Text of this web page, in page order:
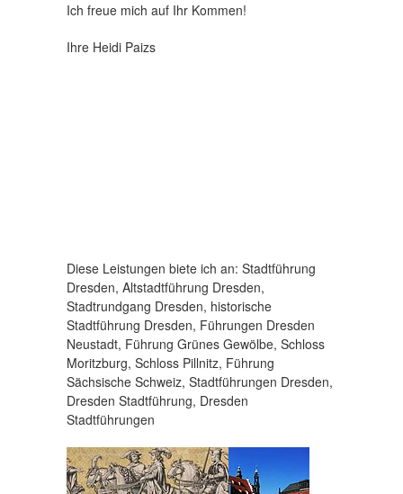
Ich freue mich auf Ihr Kommen!
Ihre Heidi Paizs
Diese Leistungen biete ich an: Stadtführung
Dresden, Altstadtführung Dresden,
Stadtrundgang Dresden, historische
Stadtführung Dresden, Führungen Dresden
Neustadt, Führung Grünes Gewölbe, Schloss
Moritzburg, Schloss Pillnitz, Führung
Sächsische Schweiz, Stadtführungen Dresden,
Dresden Stadtführung, Dresden
Stadtführungen